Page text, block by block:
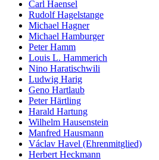
Carl Haensel
Rudolf Hagelstange
Michael Hagner
Michael Hamburger
Peter Hamm
Louis L. Hammerich
Nino Haratischwili
Ludwig Harig
Geno Hartlaub
Peter Härtling
Harald Hartung
Wilhelm Hausenstein
Manfred Hausmann
Václav Havel (Ehrenmitglied)
Herbert Heckmann